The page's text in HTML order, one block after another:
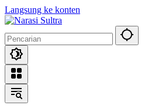
Langsung ke konten